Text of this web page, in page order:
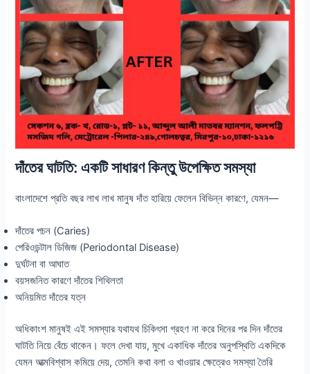
দাঁতের ঘাটতি: একটি সাধারণ কিন্তু উপেক্ষিত সমস্যা
বাংলাদেশে প্রতি বছর লাখ লাখ মানুষ দাঁত হারিয়ে ফেলেন বিভিন্ন কারণে, যেমন—
দাঁতের পচন (Caries)
পেরিওডন্টাল ডিজিজ (Periodontal Disease)
দুর্ঘটনা বা আঘাত
বয়সজনিত কারণে দাঁতের শিথিলতা
অনিয়মিত দাঁতের যত্ন
অধিকাংশ মানুষই এই সমস্যার যথাযথ চিকিৎসা গ্রহণ না করে দিনের পর দিন দাঁতের
ঘাটতি নিয়ে বেঁচে থাকেন। ফলে দেখা যায়, মুখে একাধিক দাঁতের অনুপস্থিতি একদিকে
যেমন আত্মবিশ্বাস কমিয়ে দেয়, তেমনি কথা বলা ও খাওয়ার ক্ষেত্রেও সমস্যা তৈরি